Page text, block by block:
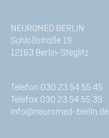
NEUROMED BERLIN
Schloßstraße 19
12163 Berlin-Steglitz
Telefon 030 23 54 55 45
Telefax 030 23 54 55 39
info@neuromed-berlin.de